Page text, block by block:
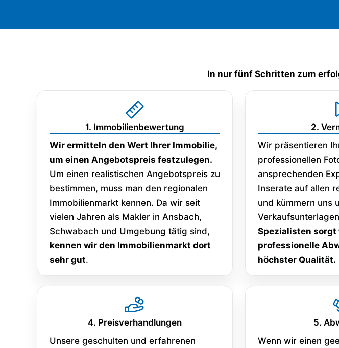
In nur fünf Schritten zum
1. Immobilienbewertung
Wir ermitteln den Wert Ihrer Immobilie,
um einen Angebotspreis festzulegen.
Um einen realistischen Angebotspreis zu
bestimmen, muss man den regionalen
Immobilienmarkt kennen. Da wir seit
vielen Jahren als Makler in Ansbach,
Schwabach und Umgebung tätig sind,
kennen wir den Immobilienmarkt dort
sehr gut.
2.
Wir präsentieren
professionellen
ansprechenden
Inserate auf allen
und kümmern uns
Spezialisten sorgt
professionelle
höchster Qualität.
4. Preisverhandlungen
Unsere geschulten und erfahrenen
5.
Wenn wir einen